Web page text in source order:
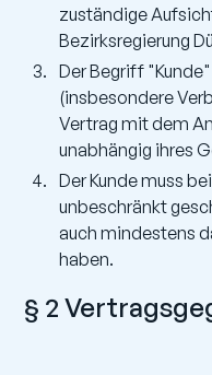
zuständige
Bezirksregierung
Der Begriff
(insbesondere
Vertrag mit dem
unabhängig ihres
Der Kunde muss
unbeschränkt
auch mindestens
haben.
§ 2